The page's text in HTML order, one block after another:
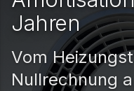
Jahren
Vom
Nullrechnung